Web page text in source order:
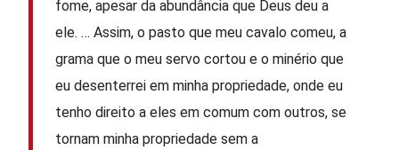
fome, apesar da abundância que Deus deu a
ele. … Assim, o pasto que meu cavalo comeu, a
grama que o meu servo cortou e o minério que
eu desenterrei em minha propriedade, onde eu
tenho direito a eles em comum com outros, se
tornam minha propriedade sem a